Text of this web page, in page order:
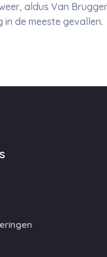
aldus Van
de meeste gevallen.